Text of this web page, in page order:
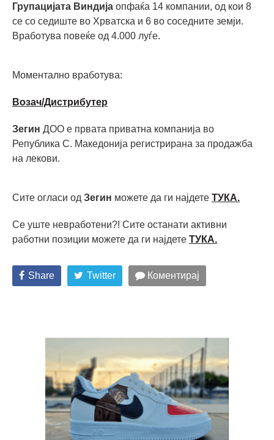
Групацијата Виндија опфаќа 14 компании, од кои 8
се со седиште во Хрватска и 6 во соседните земји.
Вработува повеќе од 4.000 луѓе.
Моментално вработува:
Возач/Дистрибутер
Зегин ДОО е првата приватна компанија во
Република С. Македонија регистрирана за продажба
на лекови.
Сите огласи од Зегин можете да ги најдете ТУКА.
Се уште невработени?! Сите останати активни
работни позиции можете да ги најдете ТУКА.
Share Twitter Коментирај